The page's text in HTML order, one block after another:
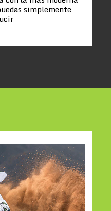
simplemente